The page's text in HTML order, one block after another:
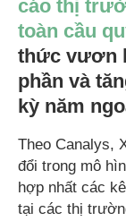
cáo thị
toàn cầu
thức vươn
phần và
kỳ năm
Theo Canalys,
đổi trong mô
hợp nhất các
tại các thị